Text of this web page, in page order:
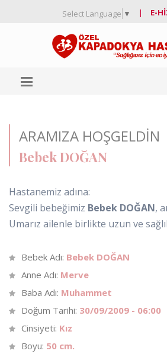
Select Language ▼ | E-
ARAMIZA HOŞGELDIN
Bebek DOĞAN
Hastanemiz adına:
Sevgili bebeğimiz Bebek DOĞAN,
Umarız ailenle birlikte uzun ve
Bebek Adı: Bebek DOĞAN
Anne Adı: Merve
Baba Adı: Muhammet
Doğum Tarihi: 30/09/2009 - 06:00
Cinsiyeti: Kız
Boyu: 50 cm.